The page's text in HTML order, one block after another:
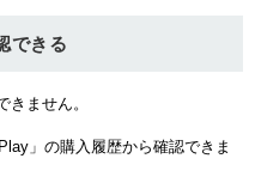
できる
ません。
」の購入履歴から確認できま